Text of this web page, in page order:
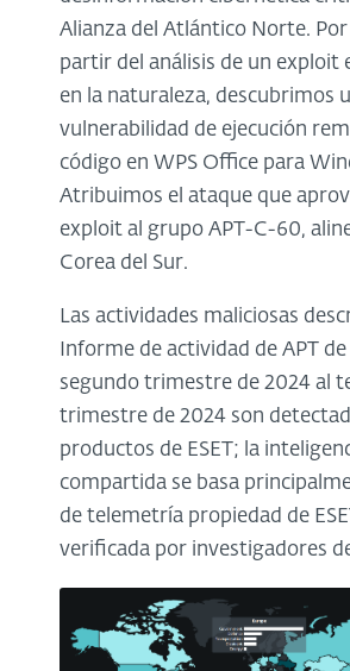
Alianza del Atlántico Norte.
partir del análisis de un exploit
en la naturaleza, descubrimos
vulnerabilidad de ejecución
código en WPS Office para
Atribuimos el ataque que
exploit al grupo APT-C-60,
Corea del Sur.
Las actividades maliciosas
Informe de actividad de APT de
segundo trimestre de 2024 al
trimestre de 2024 son
productos de ESET; la
compartida se basa
de telemetría propiedad de
verificada por investigadores de